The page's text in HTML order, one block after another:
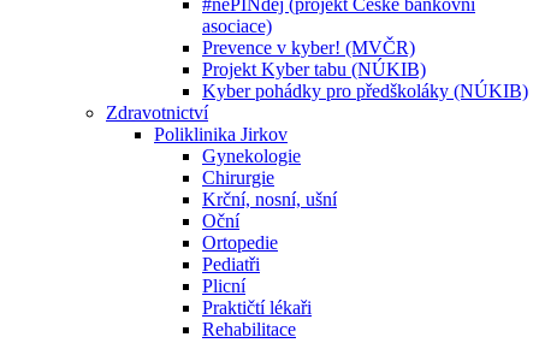
#nePINdej (projekt České bankovní
asociace)
Prevence v kyber! (MVČR)
Projekt Kyber tabu (NÚKIB)
Kyber pohádky pro předškoláky (NÚKIB)
Zdravotnictví
Poliklinika Jirkov
Gynekologie
Chirurgie
Krční, nosní, ušní
Oční
Ortopedie
Pediatři
Plicní
Praktičtí lékaři
Rehabilitace